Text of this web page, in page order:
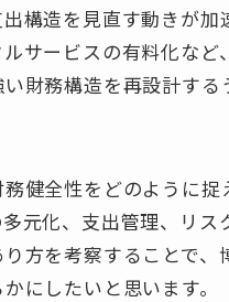
構造を見直す動きが
サービスの有料化な
財務構造を再設計す
健全性をどのように
元化、支出管理、リ
方を考察することで
にしたいと思います。